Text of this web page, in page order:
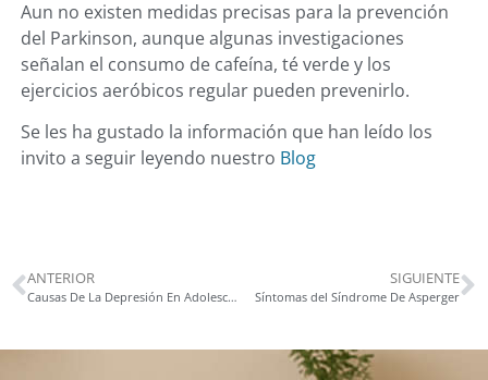
Aun no existen medidas precisas para la prevención
del Parkinson, aunque algunas investigaciones
señalan el consumo de cafeína, té verde y los
ejercicios aeróbicos regular pueden prevenirlo.
Se les ha gustado la información que han leído los
invito a seguir leyendo nuestro Blog
ANTERIOR
Causas De La Depresión En Adolescentes
SIGUIENTE
Síntomas del Síndrome De Asperger